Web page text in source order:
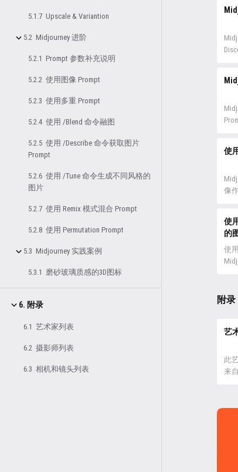
5.1.7 Upscale & Variantion
5.2 Midjourney 进阶
5.2.1 Prompt 参数补充说明
5.2.2 使用图像 Prompt
5.2.3 使用多重 Prompt
5.2.4 使用 /Blend 命令融图
5.2.5 使用 /Describe 命令获取图片
Prompt
5.2.6 使用 /Tune 命令生成不同风格的
图片
5.2.7 使用 Remix 模式混合 Prompt
5.2.8 使用 Permutation Prompt
5.3 Midjourney 实践案例
5.3.1 磨砂玻璃质感的3D图标
6. 附录
6.1 艺术家列表
6.2 摄影师列表
6.3 相机和镜头列表
进
完
的
输
什
够
...
使
像
参
进
url
使
的
使
就
定
/
附录
艺
此
来